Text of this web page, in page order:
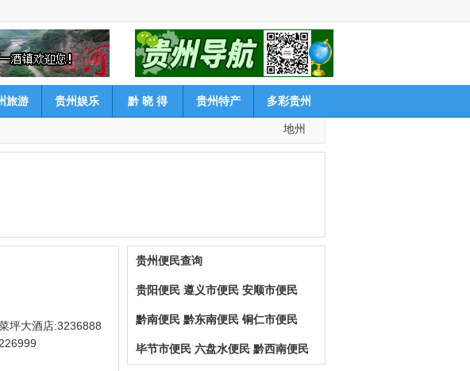
旅游 贵州娱乐 黔 晓 得 贵州特产 多彩贵州
地州
坪大酒店:3236888
贵州便民查询
贵阳便民 遵义市便民 安顺市便民
黔南便民 黔东南便民 铜仁市便民
毕节市便民 六盘水便民 黔西南便民